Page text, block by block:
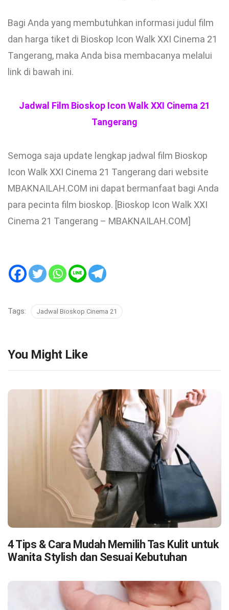
Bagi Anda yang membutuhkan informasi judul film
dan harga tiket di Bioskop Icon Walk XXI Cinema 21
Tangerang, maka Anda bisa membacanya melalui
link di bawah ini.
Jadwal Film Bioskop Icon Walk XXI Cinema 21
Tangerang
Semoga saja update lengkap jadwal film Bioskop
Icon Walk XXI Cinema 21 Tangerang dari website
MBAKNAILAH.COM ini dapat bermanfaat bagi Anda
para pecinta film bioskop. [Bioskop Icon Walk XXI
Cinema 21 Tangerang – MBAKNAILAH.COM]
Tags: Jadwal Bioskop Cinema 21
You Might Like
4 Tips & Cara Mudah Memilih Tas Kulit untuk
Wanita Stylish dan Sesuai Kebutuhan